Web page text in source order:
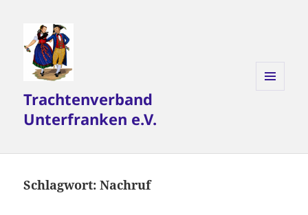
Trachtenverband
Unterfranken e.V.
Schlagwort:Nachruf